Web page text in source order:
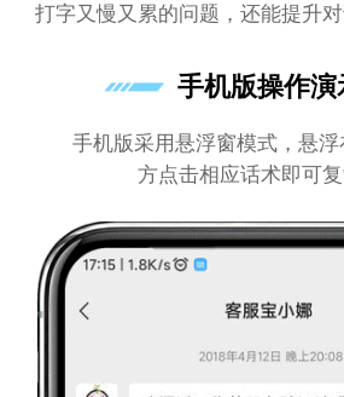
打字又慢又累的问题，还能提升
手机版操作演
手机版采用悬浮窗模式，悬
方点击相应话术即可